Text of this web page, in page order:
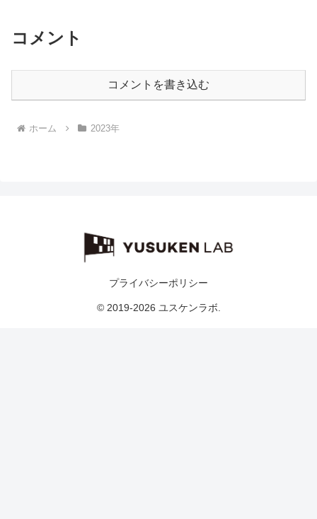
コメント
コメントを書き込む
ホーム 2023年
プライバシーポリシー
© 2019-2026 ユスケンラボ.